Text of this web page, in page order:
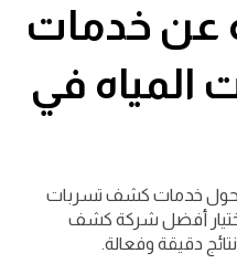
عن خدمات
في
حول خدمات كشف تسربات
اختيار أفضل شركة كشف
دقيقة وفعالة.